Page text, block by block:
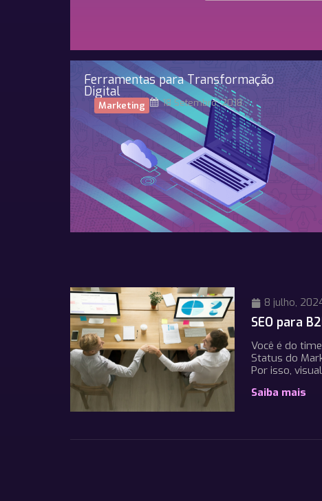
Ferramentas para Transformação
Digital
Marketing 18 Setembro, 2018
8 julho,
SEO para
Você é do
Status do
Por isso,
Saiba mais